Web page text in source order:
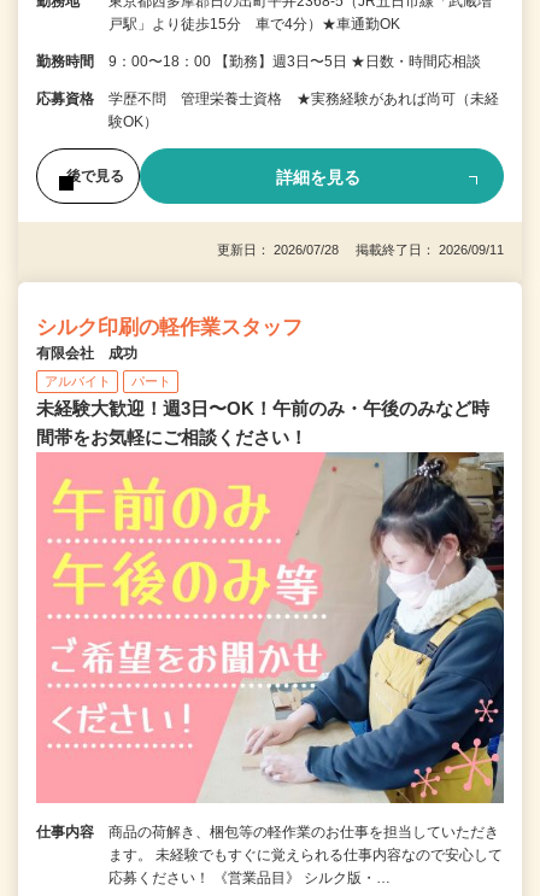
戸駅」より徒歩15分 車で4分）★車通勤OK
勤務時間 9：00〜18：00 【勤務】週3日〜5日 ★日数・時間応相談
応募資格
学歴不問 管理栄養士資格 ★実務経験があれば尚可（未経
験OK）
後で見る 詳細を見る
更新日： 2026/07/28 掲載終了日： 2026/09/11
シルク印刷の軽作業スタッフ
有限会社 成功
アルバイト パート
未経験大歓迎！週3日〜OK！午前のみ・午後のみなど時
間帯をお気軽にご相談ください！
仕事内容
商品の荷解き、梱包等の軽作業のお仕事を担当していただき
ます。 未経験でもすぐに覚えられる仕事内容なので安心して
応募ください！ 《営業品目》 シルク版・…